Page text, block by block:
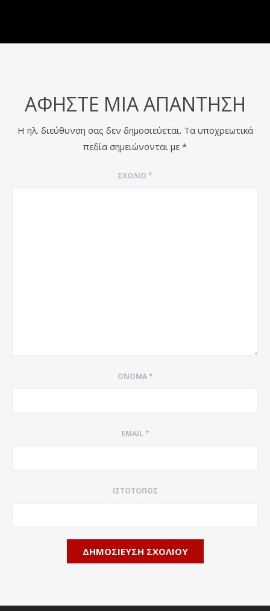
ΑΦΉΣΤΕ ΜΙΑ ΑΠΆΝΤΗΣΗ
Η ηλ. διεύθυνση σας δεν δημοσιεύεται. Τα υποχρεωτικά
πεδία σημειώνονται με *
ΣΧΌΛΙΟ *
ΌΝΟΜΑ*
EMAIL*
ΙΣΤΌΤΟΠΟΣ